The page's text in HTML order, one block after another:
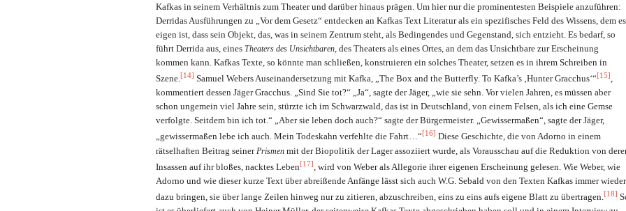
Kafkas in seinem Verhältnis zum Theater und darüber hinaus prägen. Um hier nur die prominentesten Beispiele anzuführen:
Derridas Ausführungen zu „Vor dem Gesetz“ entdecken an Kafkas Text Literatur als ein spezifisches Feld des Wissens, dem es
eigen ist, dass sein Objekt, das, was in seinem Zentrum steht, als Bedingendes und Gegenstand, sich entzieht. Es bedarf, so
führt Derrida aus, eines Theaters des Unsichtbaren , des Theaters als eines Ortes, an dem das Unsichtbare zur Erscheinung
kommen kann. Kafkas Texte, so könnte man schließen, konstruieren ein solches Theater, setzen es in ihrem Schreiben in
Szene.[14] Samuel Webers Auseinandersetzung mit Kafka, „The Box and the Butterfly. To Kafka’s ‚Hunter Gracchus‘“[15],
kommentiert dessen Jäger Gracchus. „Sind Sie tot?“ „Ja“, sagte der Jäger, „wie sie sehn. Vor vielen Jahren, es müssen aber
schon ungemein viel Jahre sein, stürzte ich im Schwarzwald, das ist in Deutschland, von einem Felsen, als ich eine Gemse
verfolgte. Seitdem bin ich tot.“ „Aber sie leben doch auch?“ sagte der Bürgermeister. „Gewissermaßen“, sagte der Jäger,
„gewissermaßen lebe ich auch. Mein Todeskahn verfehlte die Fahrt…“[16] Diese Geschichte, die von Adorno in einem
rätselhaften Beitrag seinerPrismen mit der Biopolitik der Lager assoziiert wurde, als Vorausschau auf die Reduktion von
Insassen auf ihr bloßes, nacktes Leben[17] , wird von Weber als Allegorie ihrer eigenen Erscheinung gelesen. Wie Weber, wie
Adorno und wie dieser kurze Text über abreißende Anfänge lässt sich auch W.G. Sebald von den Texten Kafkas immer wieder
dazu bringen, sie über lange Zeilen hinweg nur zu zitieren, abzuschreiben, eins zu eins aufs eigene Blatt zu übertragen.[18]